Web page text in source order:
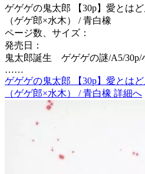
ゲゲゲの鬼太郎 【30p】愛とは
（ゲゲ郎×水木） / 青白橡
ページ数、サイズ：
発売日：
鬼太郎誕生 ゲゲゲの謎/A5/30p/
……
ゲゲゲの鬼太郎 【30p】愛とは
（ゲゲ郎×水木） / 青白橡 詳細へ